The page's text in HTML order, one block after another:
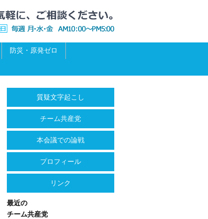
防災・原発ゼロ
質疑文字起こし
チーム共産党
本会議での論戦
プロフィール
リンク
最近の
チーム共産党